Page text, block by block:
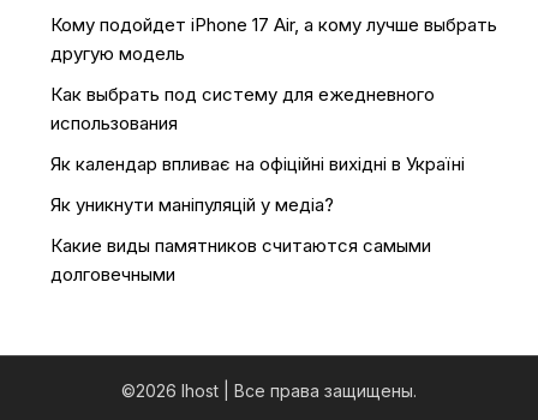
Кому подойдет iPhone 17 Air, а кому лучше выбрать
другую модель
Как выбрать под систему для ежедневного
использования
Як календар впливає на офіційні вихідні в Україні
Як уникнути маніпуляцій у медіа?
Какие виды памятников считаются самыми
долговечными
©2026 Ihost | Все права защищены.